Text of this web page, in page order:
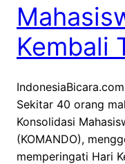
Kembali
Sekitar 40 orang
Konsolidasi
(KOMANDO),
memperingati Hari